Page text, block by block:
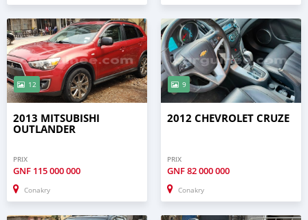
12
2013 MITSUBISHI
OUTLANDER
PRIX
GNF 115 000 000
Conakry
9
2012 CHEVROLET CRUZE
PRIX
GNF82 000 000
Conakry